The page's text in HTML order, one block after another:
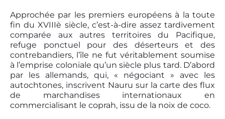
Approchée par les premiers européens à la toute
fin du XVIIIè siècle, c’est-à-dire assez tardivement
comparée aux autres territoires du Pacifique,
refuge ponctuel pour des déserteurs et des
contrebandiers, l’île ne fut véritablement soumise
à l’emprise coloniale qu’un siècle plus tard. D’abord
par les allemands, qui, « négociant » avec les
autochtones, inscrivent Nauru sur la carte des flux
de marchandises internationaux en
commercialisant le coprah, issu de la noix de coco.